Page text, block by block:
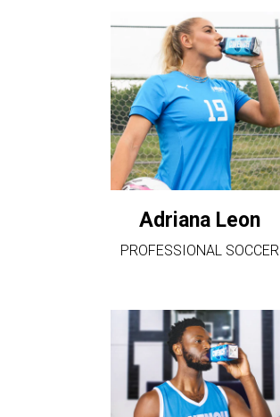
Adriana Leon
PROFESSIONAL SOCCER